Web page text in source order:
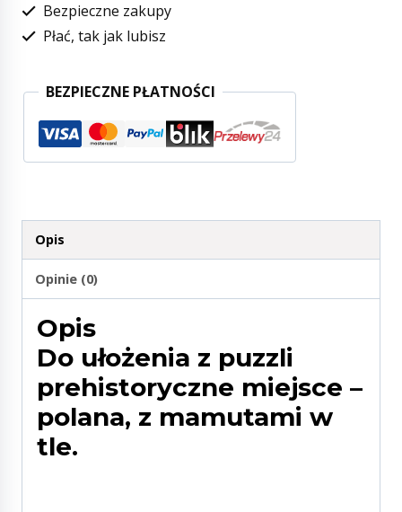
Bezpieczne zakupy
Płać, tak jak lubisz
BEZPIECZNE PŁATNOŚCI
Opis
Opinie (0)
Opis
Do ułożenia z puzzli
prehistoryczne miejsce –
polana, z mamutami w
tle.